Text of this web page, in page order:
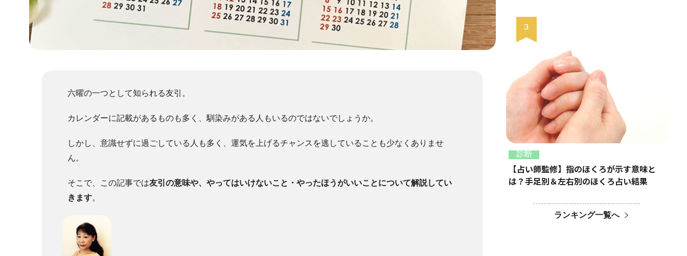
六曜の一つとして知られる友引。
カレンダーに記載があるものも多く、馴染みがある人もいるのではないでしょうか。
しかし、意識せずに過ごしている人も多く、運気を上げるチャンスを逃していることも少なくありませ
ん。
そこで、この記事では友引の意味や、やってはいけないこと・やったほうがいいことについて解説してい
きます。
診断
【占い師監修】指のほくろが示す意味と
は？手足別＆左右別のほくろ占い結果
ランキング一覧へ